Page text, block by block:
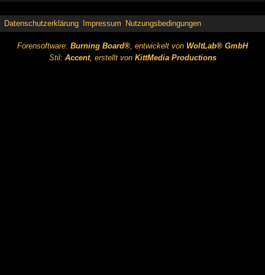
Datenschutzerklärung Impressum Nutzungsbedingungen
Forensoftware: Burning Board®, entwickelt von WoltLab® GmbH
Stil: Accent, erstellt von KittMedia Productions